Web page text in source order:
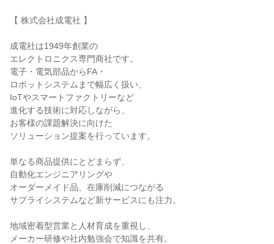
【 株式会社成電社 】
成電社は1949年創業の
エレクトロニクス専門商社です。
電子・電気部品からFA・
ロボットシステムまで幅広く扱い、
IoTやスマートファクトリーなど
進化する技術に対応しながら、
お客様の課題解決に向けた
ソリューション提案を行っています。
単なる商品提供にとどまらず、
自動化エンジニアリングや
オーダーメイド品、在庫削減につながる
サプライシステムなど新サービスにも注力。
地域密着型営業と人材育成を重視し、
メーカー研修や社内勉強会で知識を共有。